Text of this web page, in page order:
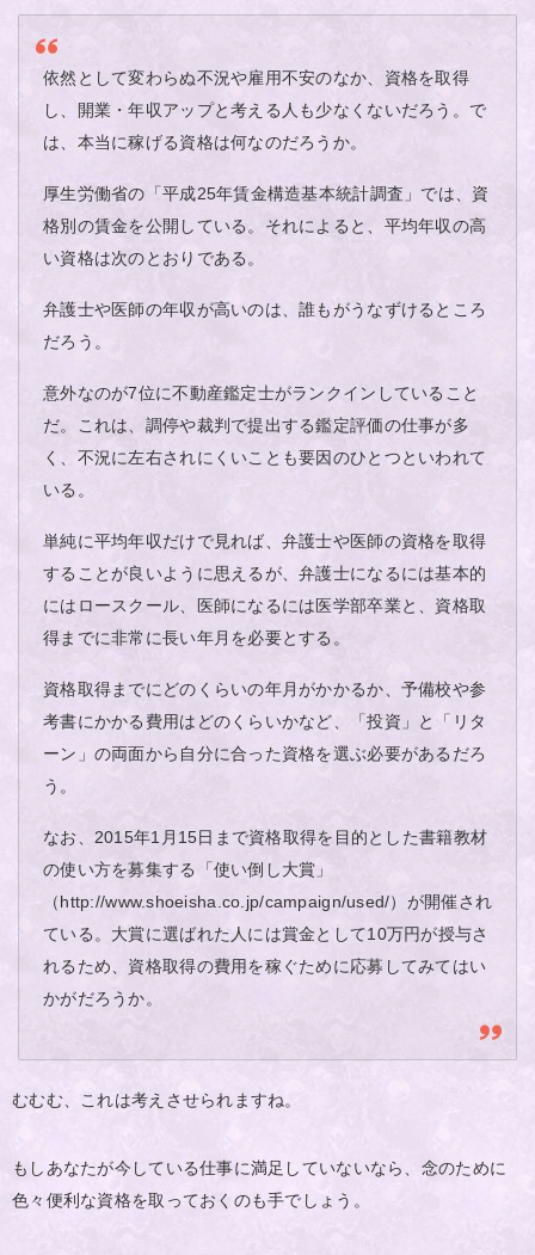
依然として変わらぬ不況や雇用不安のなか、資格を取得
し、開業・年収アップと考える人も少なくないだろう。で
は、本当に稼げる資格は何なのだろうか。
厚生労働省の「平成25年賃金構造基本統計調査」では、資
格別の賃金を公開している。それによると、平均年収の高
い資格は次のとおりである。
弁護士や医師の年収が高いのは、誰もがうなずけるところ
だろう。
意外なのが7位に不動産鑑定士がランクインしていること
だ。これは、調停や裁判で提出する鑑定評価の仕事が多
く、不況に左右されにくいことも要因のひとつといわれて
いる。
単純に平均年収だけで見れば、弁護士や医師の資格を取得
することが良いように思えるが、弁護士になるには基本的
にはロースクール、医師になるには医学部卒業と、資格取
得までに非常に長い年月を必要とする。
資格取得までにどのくらいの年月がかかるか、予備校や参
考書にかかる費用はどのくらいかなど、「投資」と「リタ
ーン」の両面から自分に合った資格を選ぶ必要があるだろ
う。
なお、2015年1月15日まで資格取得を目的とした書籍教材
の使い方を募集する「使い倒し大賞」
（http://www.shoeisha.co.jp/campaign/used/）が開催され
ている。大賞に選ばれた人には賞金として10万円が授与さ
れるため、資格取得の費用を稼ぐために応募してみてはい
かがだろうか。
むむむ、これは考えさせられますね。
もしあなたが今している仕事に満足していないなら、念のために
色々便利な資格を取っておくのも手でしょう。